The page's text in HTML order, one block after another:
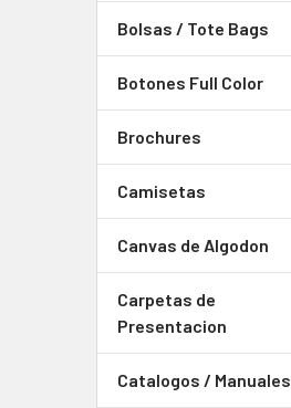
Bolsas / Tote Bags
Botones Full Color
Brochures
Camisetas
Canvas de Algodon
Carpetas de
Presentacion
Catalogos / Manuales